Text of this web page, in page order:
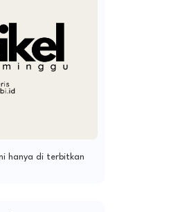
hanya di terbitkan